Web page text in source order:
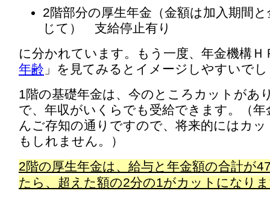
2階部分の厚生年金（金額は加入期間
じて） 支給停止有り
に分かれています。もう一度、年金機構Ｈ
年齢 」を見てみるとイメージしやすいで
1階の基礎年金は、今のところカットがあ
で、年収がいくらでも受給できます。（年
んご存知の通りですので、将来的にはカ
もしれません。）
2階の厚生年金は、給与と年金額の合計が
たら、超えた額の2分の1がカットになり